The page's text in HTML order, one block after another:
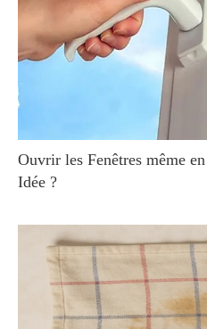
Ouvrir les Fenêtres même
Idée ?